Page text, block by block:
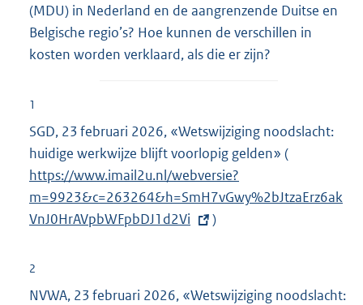
(MDU) in Nederland en de aangrenzende Duitse en
Belgische regio’s? Hoe kunnen de verschillen in
kosten worden verklaard, als die er zijn?
1
SGD, 23 februari 2026, «Wetswijziging noodslacht:
huidige werkwijze blijft voorlopig gelden» (
t
https://www.imail2u.nl/webversie?
m=9923&c=263264&h=SmH7vGwy%2bJtzaErz6ak
VnJ0HrAVpbWFpbDJ1d2Vi )
2
NVWA, 23 februari 2026, «Wetswijziging noodslacht: